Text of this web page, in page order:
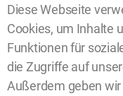
Diese Webseite
Cookies, um Inhalte
Funktionen für
die Zugriffe auf
Außerdem geben